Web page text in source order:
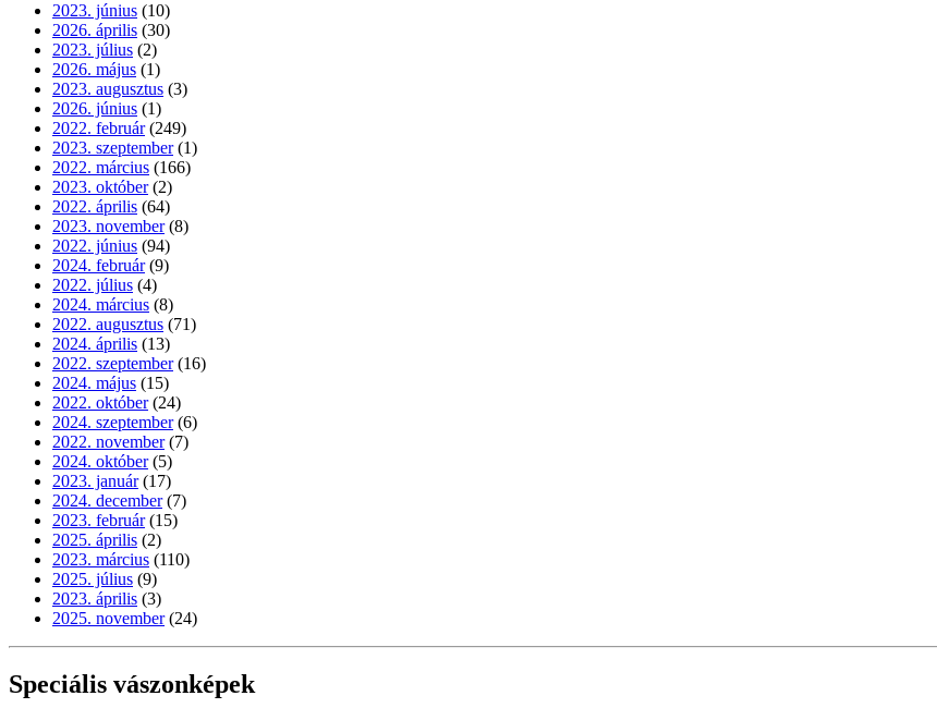
2023. június (10)
2026. április (30)
2023. július (2)
2026. május (1)
2023. augusztus (3)
2026. június (1)
2022. február (249)
2023. szeptember (1)
2022. március (166)
2023. október (2)
2022. április (64)
2023. november (8)
2022. június (94)
2024. február (9)
2022. július (4)
2024. március (8)
2022. augusztus (71)
2024. április (13)
2022. szeptember (16)
2024. május (15)
2022. október (24)
2024. szeptember (6)
2022. november (7)
2024. október (5)
2023. január (17)
2024. december (7)
2023. február (15)
2025. április (2)
2023. március (110)
2025. július (9)
2023. április (3)
2025. november (24)
Speciális vászonképek